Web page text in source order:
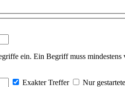
ein. Ein Begriff muss
Exakter Treffer
Nur